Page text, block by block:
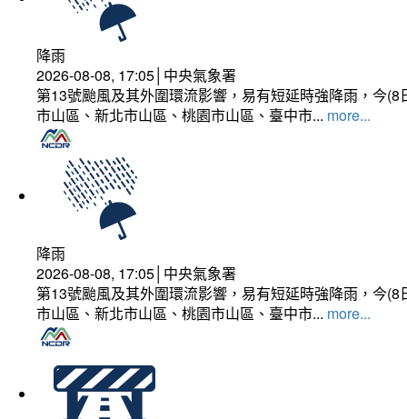
降雨
2026-08-08, 17:05│中央氣象署
第13號颱風及其外圍環流影響，易有短延時強降雨，今
市山區、新北市山區、桃園市山區、臺中市... more...
降雨
2026-08-08, 17:05│中央氣象署
第13號颱風及其外圍環流影響，易有短延時強降雨，今
市山區、新北市山區、桃園市山區、臺中市... more...